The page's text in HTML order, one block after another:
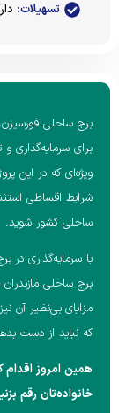
تسهیلات:
برج ساحلی
برای سرمایه‌گذاری
ویژه‌ای که در این
شرایط اقساطی
ساحلی کشور شوید.
با سرمایه‌گذاری در
برج ساحلی
مزایای بی‌نظیر آن
که نباید از دست
همین امروز اقدام
خانواده‌تان رقم